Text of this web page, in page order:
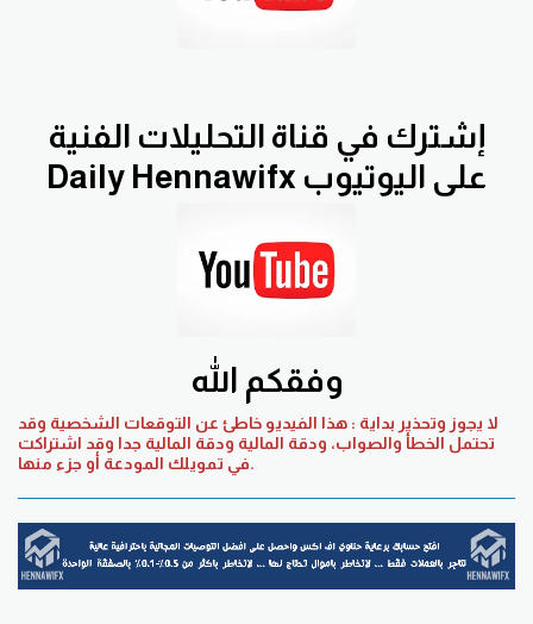
إشترك في قناة التحليلات الفنية
Daily Hennawifx على اليوتيوب
وفقكم الله
لا يجوز وتحذير بداية : هذا الفيديو خاطئ عن التوقعات الشخصية وقد
تحتمل الخطأ والصواب، ودقة المالية ودقة المالية جدا وقد اشتراكت
في تمويلك المودعة أو جزء منها.